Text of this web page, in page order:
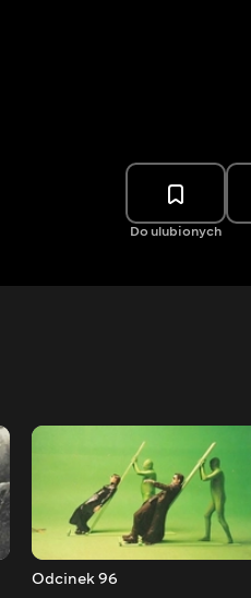
Do ulubionych
Odcinek 96